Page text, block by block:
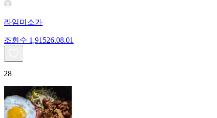
라임미소가
조회수 1,91526.08.01
28